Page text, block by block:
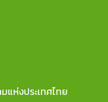
แห่งประเทศไทย